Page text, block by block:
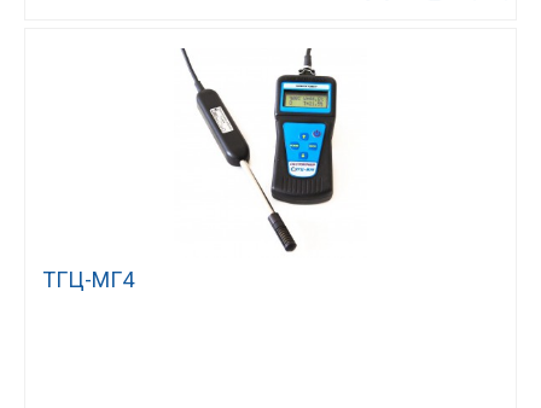
ТГЦ-МГ4